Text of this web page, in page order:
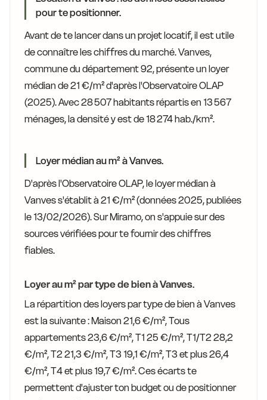
pour te positionner.
Avant de te lancer dans un projet locatif, il est utile
de connaître les chiffres du marché. Vanves,
commune du département 92, présente un loyer
médian de 21 €/m² d'après l'Observatoire OLAP
(2025). Avec 28 507 habitants répartis en 13 567
ménages, la densité y est de 18 274 hab./km².
Loyer médian au m² à Vanves.
D'après l'Observatoire OLAP, le loyer médian à
Vanves s'établit à 21 €/m² (données 2025, publiées
le 13/02/2026). Sur Miramo, on s'appuie sur des
sources vérifiées pour te fournir des chiffres
fiables.
Loyer au m² par type de bien à Vanves.
La répartition des loyers par type de bien à Vanves
est la suivante : Maison 21,6 €/m², Tous
appartements 23,6 €/m², T1 25 €/m², T1/T2 28,2
€/m², T2 21,3 €/m², T3 19,1 €/m², T3 et plus 26,4
€/m², T4 et plus 19,7 €/m². Ces écarts te
permettent d'ajuster ton budget ou de positionner